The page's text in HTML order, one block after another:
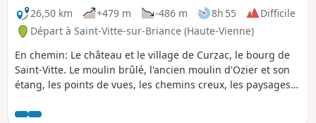
26,50 km
+479 m -486 m 8h 55
Difficile
Départ à Saint-Vitte-sur-Briance (Haute-Vienne)
En chemin: Le château et le village de Curzac, le bourg de
Saint-Vitte. Le moulin brûlé, l'ancien moulin d'Ozier et son
étang, les points de vues, les chemins creux, les paysages